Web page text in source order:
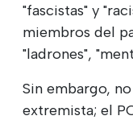
"fascistas" y
miembros del
"ladrones",
Sin embargo,
extremista; el